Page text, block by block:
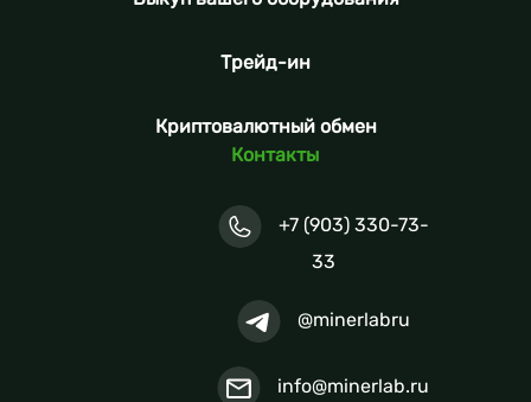
Трейд-ин
Криптовалютный обмен
Контакты
+7 (903) 330-73-
33
@minerlabru
info@minerlab.ru